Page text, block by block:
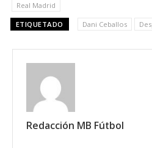
Real Madrid
ETIQUETADO Dani Ceballos
Redacción MB Fútbol